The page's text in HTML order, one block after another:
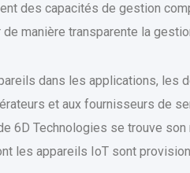
des capacités de gestion
manière transparente la
dans les applications, les
et aux fournisseurs de
6D Technologies se trouve
les appareils IoT sont